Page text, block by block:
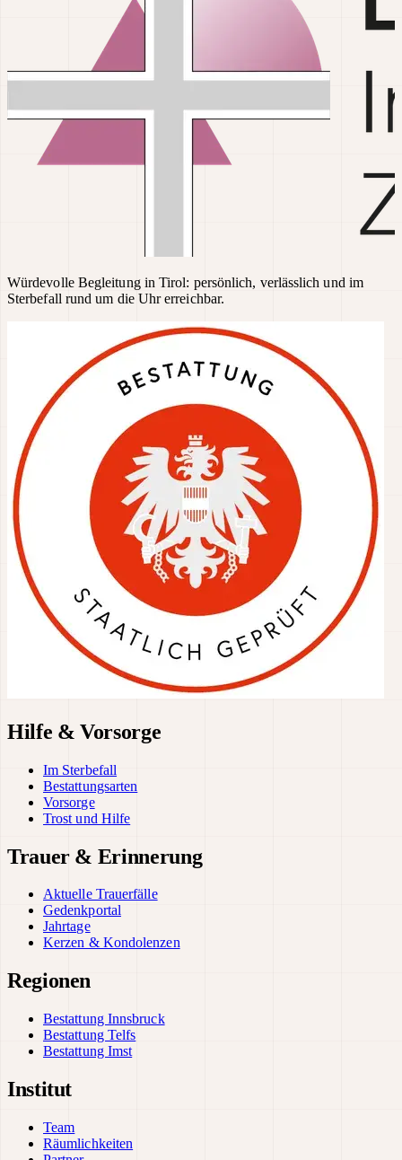
Würdevolle Begleitung in Tirol: persönlich, verlässlich und im
Sterbefall rund um die Uhr erreichbar.
Hilfe & Vorsorge
Im Sterbefall
Bestattungsarten
Vorsorge
Trost und Hilfe
Trauer & Erinnerung
Aktuelle Trauerfälle
Gedenkportal
Jahrtage
Kerzen & Kondolenzen
Regionen
Bestattung Innsbruck
Bestattung Telfs
Bestattung Imst
Institut
Team
Räumlichkeiten